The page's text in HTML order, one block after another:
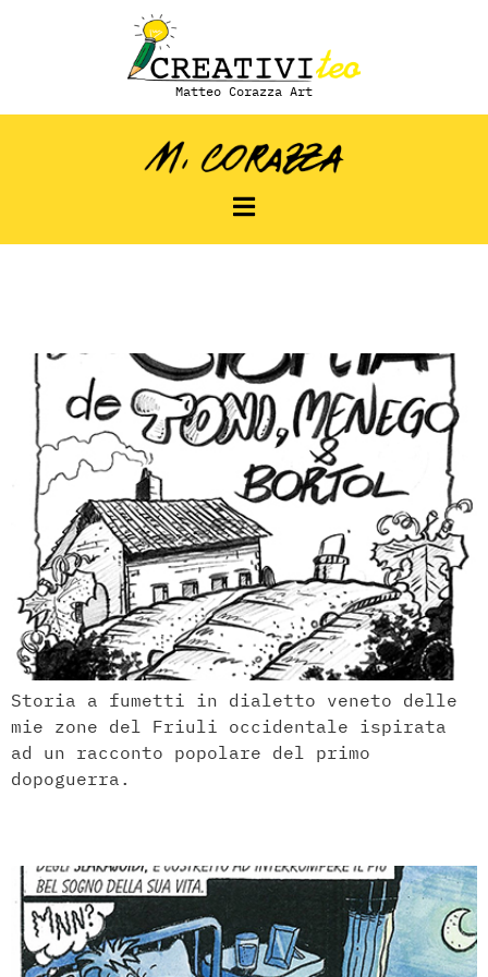
Matteo Corazza Art
Storia a fumetti in dialetto veneto delle
mie zone del Friuli occidentale ispirata
ad un racconto popolare del primo
dopoguerra.